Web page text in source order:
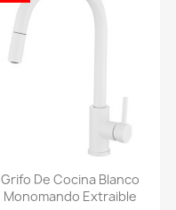
Grifo De Cocina Blanco
Monomando Extraible